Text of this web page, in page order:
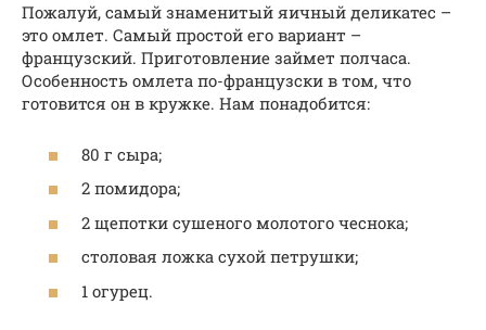
Пожалуй, самый знаменитый яичный деликатес –
это омлет. Самый простой его вариант –
французский. Приготовление займет полчаса.
Особенность омлета по-французски в том, что
готовится он в кружке. Нам понадобится:
80 г сыра;
2 помидора;
2 щепотки сушеного молотого чеснока;
столовая ложка сухой петрушки;
1 огурец.